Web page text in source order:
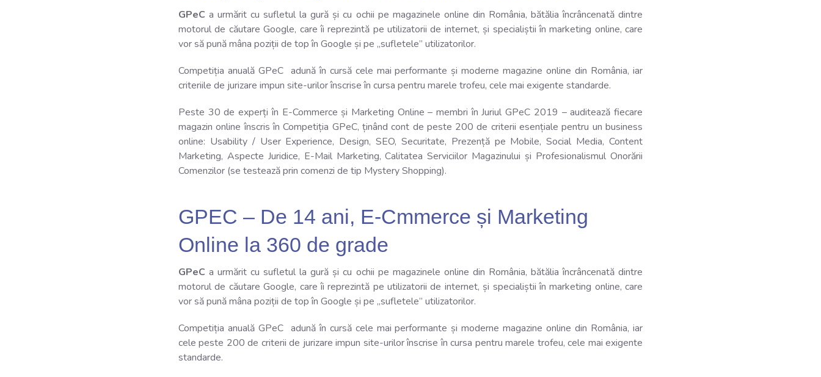
GPeCa urmărit cu sufletul la gură și cu ochii pe magazinele online din România, bătălia încrâncenată dintre
motorul de căutare Google, care îi reprezintă pe utilizatorii de internet, și specialiștii în marketing online, care
vor să pună mâna poziții de top în Google și pe „sufletele” utilizatorilor.
Competiția anuală GPeC adună în cursă cele mai performante și moderne magazine online din România, iar
criteriile de jurizare impun site-urilor înscrise în cursa pentru marele trofeu, cele mai exigente standarde.
Peste 30 de experți în E-Commerce și Marketing Online – membri în Juriul GPeC 2019 – auditează fiecare
magazin online înscris în Competiția GPeC, ținând cont de peste 200 de criterii esențiale pentru un business
online: Usability / User Experience, Design, SEO, Securitate, Prezență pe Mobile, Social Media, Content
Marketing, Aspecte Juridice, E-Mail Marketing, Calitatea Serviciilor Magazinului și Profesionalismul Onorării
Comenzilor (se testează prin comenzi de tip Mystery Shopping).
GPEC – De 14 ani, E-Cmmerce și Marketing
Online la 360 de grade
GPeCa urmărit cu sufletul la gură și cu ochii pe magazinele online din România, bătălia încrâncenată dintre
motorul de căutare Google, care îi reprezintă pe utilizatorii de internet, și specialiștii în marketing online, care
vor să pună mâna poziții de top în Google și pe „sufletele” utilizatorilor.
Competiția anuală GPeC adună în cursă cele mai performante și moderne magazine online din România, iar
cele peste 200 de criterii de jurizare impun site-urilor înscrise în cursa pentru marele trofeu, cele mai exigente
standarde.